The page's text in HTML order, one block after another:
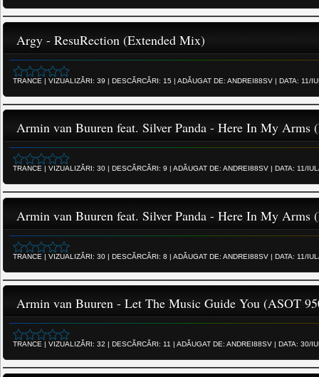
Argy - ResuRection (Extended Mix)
TRANCE | VIZUALIZĂRI: 39 | DESCĂRCĂRI: 15 | ADĂUGAT DE: ANDREI88SV | DATA: 11/
Armin van Buuren feat. Silver Panda - Here In My Arms
TRANCE | VIZUALIZĂRI: 30 | DESCĂRCĂRI: 9 | ADĂUGAT DE: ANDREI88SV | DATA: 11/
Armin van Buuren feat. Silver Panda - Here In My Arms
TRANCE | VIZUALIZĂRI: 30 | DESCĂRCĂRI: 8 | ADĂUGAT DE: ANDREI88SV | DATA: 11/
Armin van Buuren - Let The Music Guide You (ASOT
TRANCE | VIZUALIZĂRI: 32 | DESCĂRCĂRI: 11 | ADĂUGAT DE: ANDREI88SV | DATA: 30/